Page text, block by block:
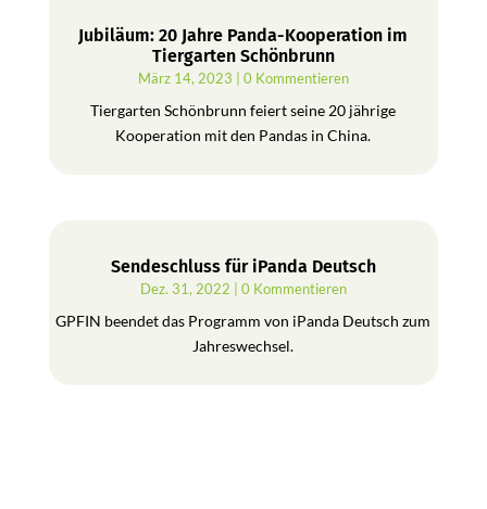
Jubiläum: 20 Jahre Panda-Kooperation im
Tiergarten Schönbrunn
März 14, 2023 | 0 Kommentieren
Tiergarten Schönbrunn feiert seine 20 jährige
Kooperation mit den Pandas in China.
Sendeschluss für iPanda Deutsch
Dez. 31, 2022 | 0 Kommentieren
GPFIN beendet das Programm von iPanda Deutsch zum
Jahreswechsel.